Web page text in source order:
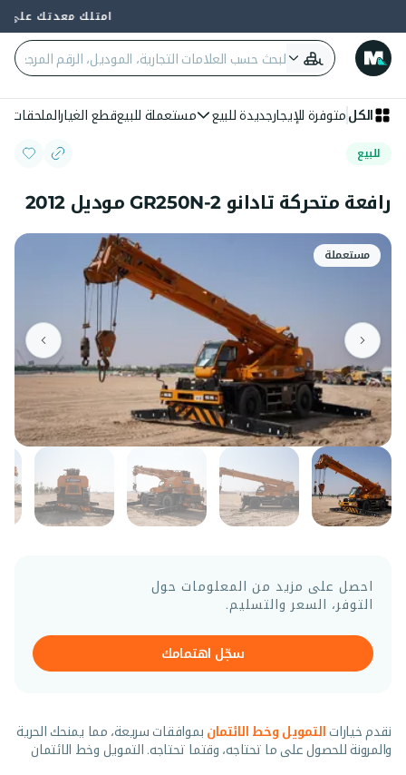
امتلك معدتك على 4 دفعات — 0% فائدة وبدون بنك
الكل متوفرة للإيجارجديدة للبيع مستعملة للبيعقطع الغيارالملحقات
للبيع
رافعة متحركة تادانو GR250N-2 موديل 2012
مستعملة
احصل على مزيد من المعلومات حول
التوفر، السعر والتسليم.
سجّل اهتمامك
نقدم خيارات التمويل وخط الائتمان بموافقات سريعة، مما يمنحك الحرية
والمرونة للحصول على ما تحتاجه، وقتما تحتاجه. التمويل وخط الائتمان